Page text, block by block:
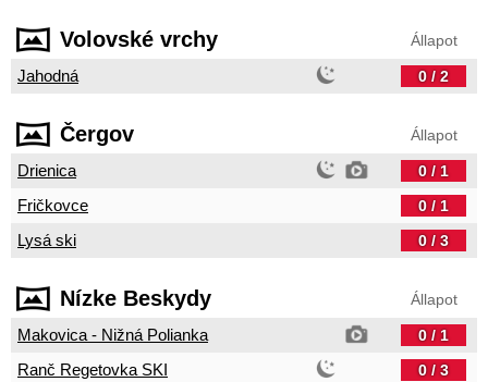
Volovské vrchy Állapot
Jahodná 0 / 2
Čergov Állapot
Drienica 0 / 1
Fričkovce 0 / 1
Lysá ski 0 / 3
Nízke Beskydy Állapot
Makovica - Nižná Polianka 0 / 1
Ranč Regetovka SKI 0 / 3